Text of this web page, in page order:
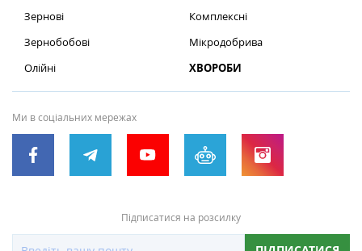
Зернові
Зернобобові
Олійні
Комплексні
Мікродобрива
ХВОРОБИ
Ми в соціальних мережах
Підписатися на розсилку